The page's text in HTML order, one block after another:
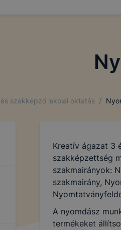
szakképző iskolai oktatás /
Kreatív ágazat 3
szakképzettség
szakmairányok:
szakmairány,
A nyomdász
termékeket